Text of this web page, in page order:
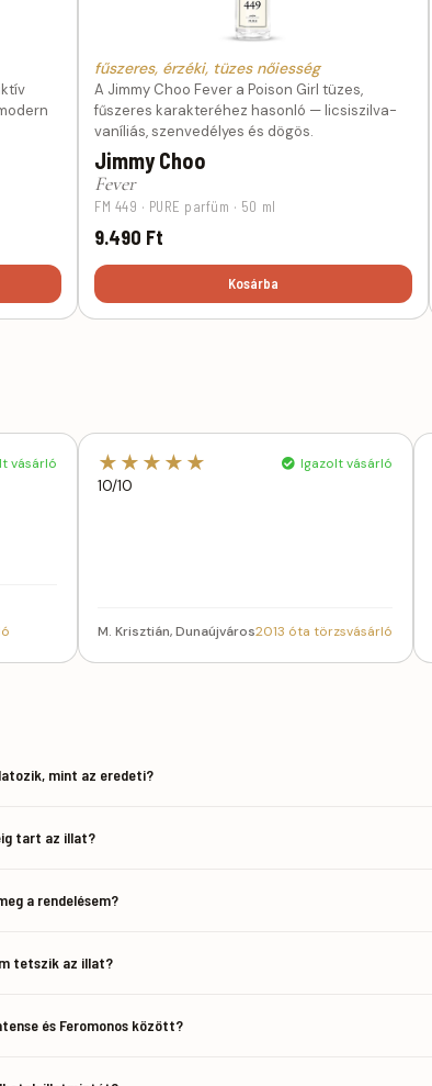
fűszeres, érzéki, tüzes nőiesség
A Jimmy Choo Fever a Poison Girl tüzes,
fűszeres karakteréhez hasonló — licsiszilva-
vaníliás, szenvedélyes és dögös.
Jimmy Choo
Fever
FM 449 · PURE parfüm · 50 ml
9.490 Ft
Kosárba
vásárló ★★★★★ Igazolt vásárló
10/10
M. Krisztián, Dunaújváros2013 óta törzsvásárló
mint az eredeti?
tart az illat?
a rendelésem?
tetszik az illat?
és Feromonos között?